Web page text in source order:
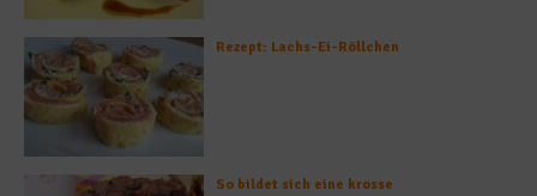
Rezept: Lachs-Ei-Röllchen
So bildet sich eine krosse